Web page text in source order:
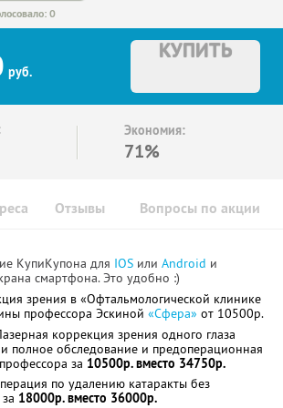
0
руб.
КУПИТЬ
Экономия:
71%
Отзывы Вопросы по акции
КупиКупона для IOS или Android и
смартфона. Это удобно :)
зрения в «Офтальмологической клинике
профессора Эскиной «Сфера» от 10500р.
коррекция зрения одного глаза
полное обследование и предоперационная
за 10500р. вместо 34750р.
по удалению катаракты без
18000р. вместо 36000р.